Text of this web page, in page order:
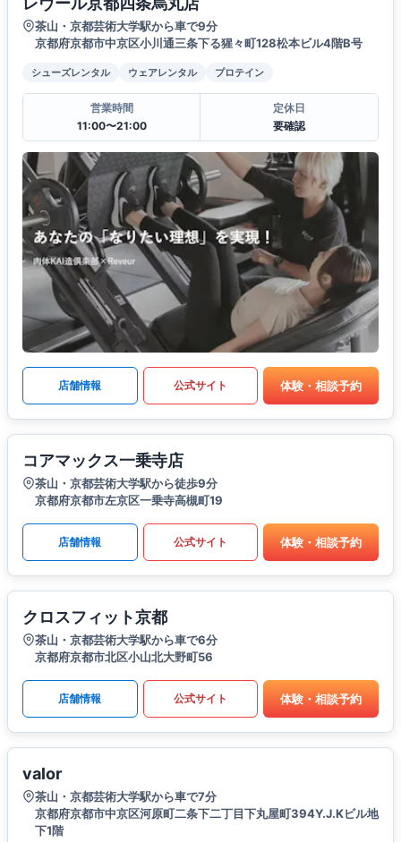
茶山・京都芸術大学駅から車で9分
京都府京都市中京区小川通三条下る猩々町128松本ビル4階B号
シューズレンタル ウェアレンタル プロテイン
営業時間
11:00〜21:00
定休日
要確認
店舗情報 公式サイト 体験・相談予約
コアマックス一乗寺店
茶山・京都芸術大学駅から徒歩9分
京都府京都市左京区一乗寺高槻町19
店舗情報 公式サイト 体験・相談予約
クロスフィット京都
茶山・京都芸術大学駅から車で6分
京都府京都市北区小山北大野町56
店舗情報 公式サイト 体験・相談予約
valor
茶山・京都芸術大学駅から車で7分
京都府京都市中京区河原町二条下二丁目下丸屋町394Y.J.Kビル地
下1階